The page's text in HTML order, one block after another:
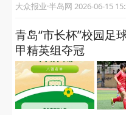
大众报业·半岛网 2026-06-15
青岛“市长杯”校园足
甲精英组夺冠